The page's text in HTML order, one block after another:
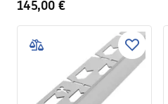
145,00 €